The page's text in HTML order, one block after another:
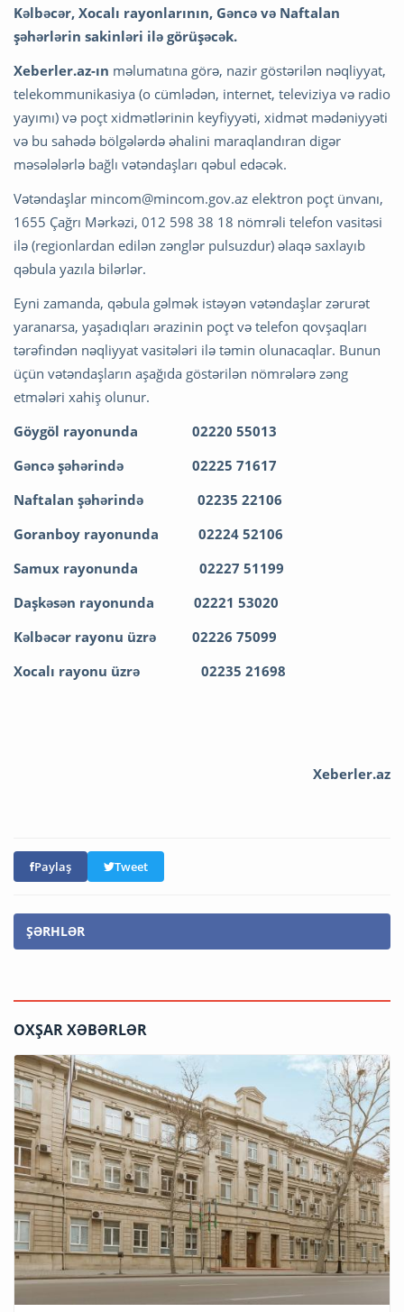
Kəlbəcər, Xocalı rayonlarının, Gəncə və Naftalan
şəhərlərin sakinləri ilə görüşəcək.
Xeberler.az-ın məlumatına görə, nazir göstərilən nəqliyyat,
telekommunikasiya (o cümlədən, internet, televiziya və radio
yayımı) və poçt xidmətlərinin keyfiyyəti, xidmət mədəniyyəti
və bu sahədə bölgələrdə əhalini maraqlandıran digər
məsələlərlə bağlı vətəndaşları qəbul edəcək.
Vətəndaşlar mincom@mincom.gov.az elektron poçt ünvanı,
1655 Çağrı Mərkəzi, 012 598 38 18 nömrəli telefon vasitəsi
ilə (regionlardan edilən zənglər pulsuzdur) əlaqə saxlayıb
qəbula yazıla bilərlər.
Eyni zamanda, qəbula gəlmək istəyən vətəndaşlar zərurət
yaranarsa, yaşadıqları ərazinin poçt və telefon qovşaqları
tərəfindən nəqliyyat vasitələri ilə təmin olunacaqlar. Bunun
üçün vətəndaşların aşağıda göstərilən nömrələrə zəng
etmələri xahiş olunur.
Göygöl rayonunda 02220 55013
Gəncə şəhərində 02225 71617
Naftalan şəhərində 02235 22106
Goranboy rayonunda 02224 52106
Samux rayonunda 02227 51199
Daşkəsən rayonunda 02221 53020
Kəlbəcər rayonu üzrə 02226 75099
Xocalı rayonu üzrə 02235 21698
Xeberler.az
Paylaş Tweet
ŞƏRHLƏR
OXŞAR XƏBƏRLƏR